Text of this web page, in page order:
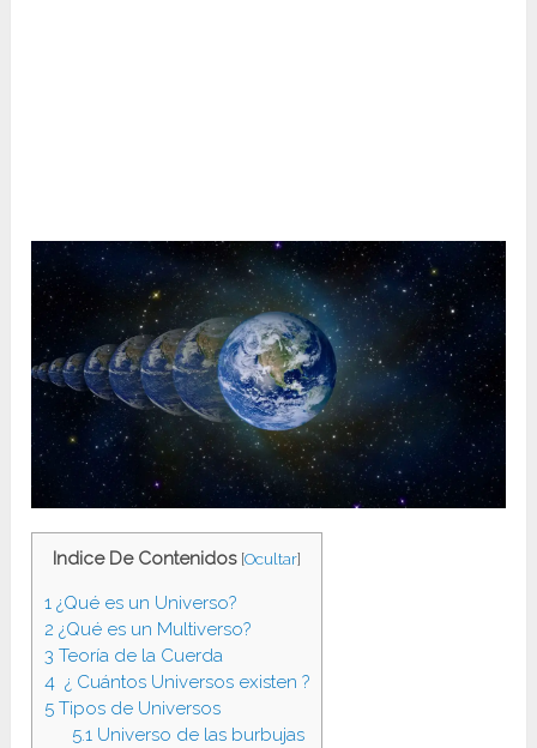
Indice De Contenidos [Ocultar]
1 ¿Qué es un Universo?
2 ¿Qué es un Multiverso?
3 Teoría de la Cuerda
4 ¿ Cuántos Universos existen ?
5 Tipos de Universos
5.1Universo de las burbujas